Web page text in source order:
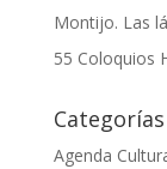
Montijo. Las
55 Coloquios
Categorías
Agenda